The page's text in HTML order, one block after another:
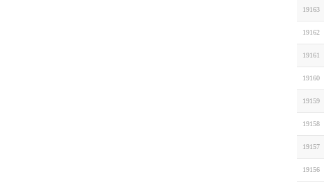
19163
19162
19161
19160
19159
19158
19157
19156